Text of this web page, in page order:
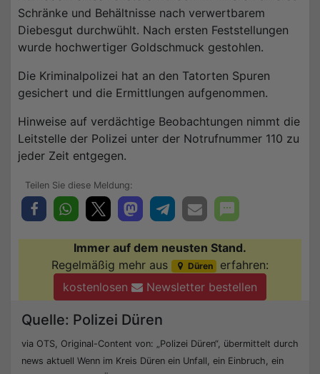
Schränke und Behältnisse nach verwertbarem
Diebesgut durchwühlt. Nach ersten Feststellungen
wurde hochwertiger Goldschmuck gestohlen.
Die Kriminalpolizei hat an den Tatorten Spuren
gesichert und die Ermittlungen aufgenommen.
Hinweise auf verdächtige Beobachtungen nimmt die
Leitstelle der Polizei unter der Notrufnummer 110 zu
jeder Zeit entgegen.
Immer auf dem neusten Stand.
Regelmäßig mehr aus
Düren
erfahren:
kostenlosen
Newsletter bestellen
Quelle: Polizei Düren
via OTS, Original-Content von: „Polizei Düren“, übermittelt durch
news aktuell Wenn im Kreis Düren ein Unfall, ein Einbruch, ein